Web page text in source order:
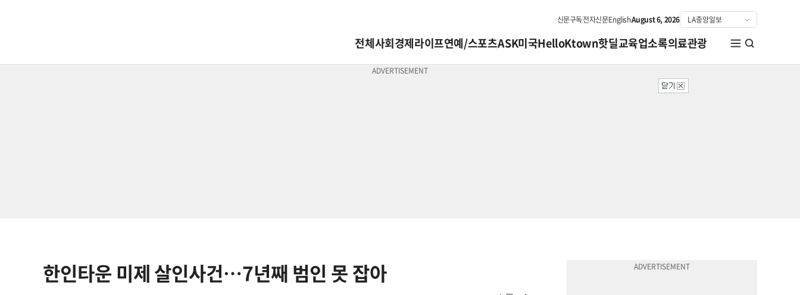
신문구독전자신문EnglishAugust 6, 2026
전체사회경제라이프연예/스포츠ASK미국HelloKtown핫딜교육업소록의료관광
한인타운 미제 살인사건…7년째 범인 못 잡아